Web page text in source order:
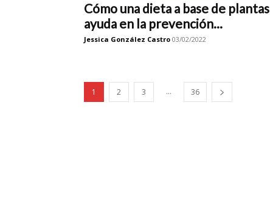
Cómo una dieta a base de plantas
ayuda en la prevención...
Jessica González Castro 03/02/2022
1 2 3 ... 36